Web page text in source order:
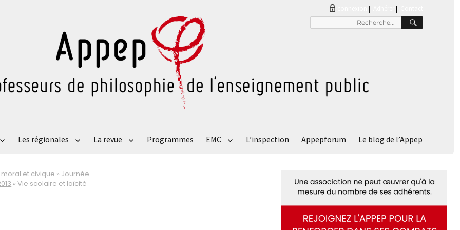
|
pour
Les régionales La revue Programmes EMC L’inspection Appepforum Le blog de l’Appep
et civique » Journée
»Vie scolaire et laïcité